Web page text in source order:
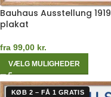
Bauhaus Ausstellung 1919
plakat
fra 99,00 kr.
VÆLG MULIGHEDER
KØB 2 – FÅ 1 GRATIS